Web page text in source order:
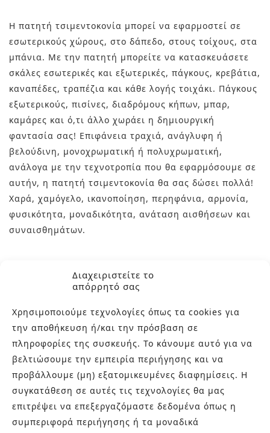
Διαχειριστείτε το
απόρρητό σας
Χρησιμοποιούμε τεχνολογίες όπως τα cookies για
την αποθήκευση ή/και την πρόσβαση σε
πληροφορίες της συσκευής. Το κάνουμε αυτό για να
βελτιώσουμε την εμπειρία περιήγησης και να
προβάλλουμε (μη) εξατομικευμένες διαφημίσεις. Η
συγκατάθεση σε αυτές τις τεχνολογίες θα μας
επιτρέψει να επεξεργαζόμαστε δεδομένα όπως η
συμπεριφορά περιήγησης ή τα μοναδικά
Η πατητή τσιμεντοκονία μπορεί να εφαρμοστεί σε
εσωτερικούς χώρους, στο δάπεδο, στους τοίχους, στα
μπάνια. Με την πατητή μπορείτε να κατασκευάσετε
σκάλες εσωτερικές και εξωτερικές, πάγκους, κρεβάτια,
καναπέδες, τραπέζια και κάθε λογής τοιχάκι. Πάγκους
εξωτερικούς, πισίνες, διαδρόμους κήπων, μπαρ,
καμάρες και ό,τι άλλο χωράει η δημιουργική
φαντασία σας! Επιφάνεια τραχιά, ανάγλυφη ή
βελούδινη, μονοχρωματική ή πολυχρωματική,
ανάλογα με την τεχνοτροπία που θα εφαρμόσουμε σε
αυτήν, η πατητή τσιμεντοκονία θα σας δώσει πολλά!
Χαρά, χαμόγελο, ικανοποίηση, περηφάνια, αρμονία,
φυσικότητα, μοναδικότητα, ανάταση αισθήσεων και
συναισθημάτων.
Η πατητή τσιμεντοκονία έχει κερδίσει σημαντική
θέση στην πίτα του design (και στην καρδιά μας!)
γερό και αξιόπιστο υλικό επένδυσης επιφανειών με
μοναδικότητα, τεχνική αρτιότητα, αντοχή στο χρόνο
και στη χρήση και μοναδική αισθητική υπεροχή.
Διαλέξτε χώρο, χρώμα και υφή και κάντε αυτές τις
ονειρεμένες προτάσεις πατητής τσιμεντοκονίας
πραγματικότητα της δικής σας καθημερινότητας!